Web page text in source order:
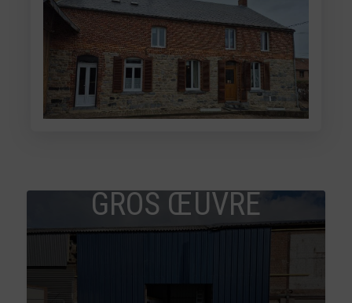
GROS ŒUVRE